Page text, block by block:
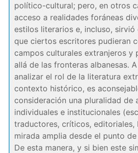
político-cultural; pero, en otros
acceso a realidades foráneas
estilos literarios e, incluso, sirvió
que ciertos escritores pudieran
campos culturales extranjeros y
allá de las fronteras albanesas.
analizar el rol de la literatura
contexto histórico, es
consideración una pluralidad de
individuales e institucionales
traductores, críticos, editoriales,
mirada amplia desde el punto
De esta manera, y si bien este